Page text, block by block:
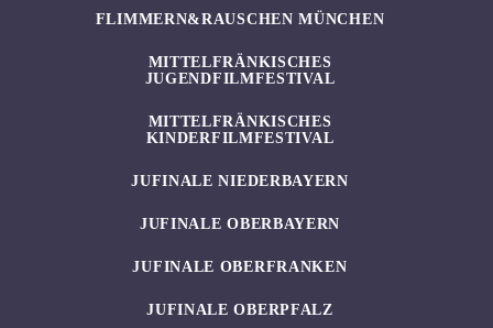
FLIMMERN&RAUSCHEN MÜNCHEN
MITTELFRÄNKISCHES
JUGENDFILMFESTIVAL
MITTELFRÄNKISCHES
KINDERFILMFESTIVAL
JUFINALE NIEDERBAYERN
JUFINALE OBERBAYERN
JUFINALE OBERFRANKEN
JUFINALE OBERPFALZ